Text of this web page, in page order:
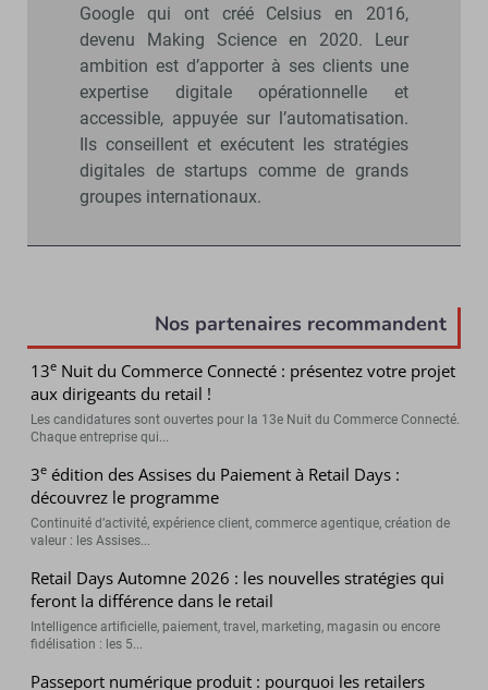
Google qui ont créé Celsius en 2016,
devenu Making Science en 2020. Leur
ambition est d’apporter à ses clients une
expertise digitale opérationnelle et
accessible, appuyée sur l’automatisation.
Ils conseillent et exécutent les stratégies
digitales de startups comme de grands
groupes internationaux.
Nos partenaires recommandent
13e Nuit du Commerce Connecté : présentez votre projet
aux dirigeants du retail !
Les candidatures sont ouvertes pour la 13e Nuit du Commerce Connecté.
Chaque entreprise qui...
3e édition des Assises du Paiement à Retail Days :
découvrez le programme
Continuité d’activité, expérience client, commerce agentique, création de
valeur : les Assises...
Retail Days Automne 2026 : les nouvelles stratégies qui
feront la différence dans le retail
Intelligence artificielle, paiement, travel, marketing, magasin ou encore
fidélisation : les 5...
Passeport numérique produit : pourquoi les retailers